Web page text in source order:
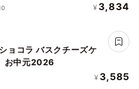
¥ 3,834
ョコラ バスクチーズケ
お中元2026
¥ 3,585